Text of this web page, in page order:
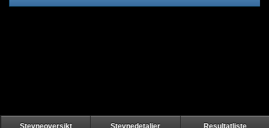
Stevneoversikt Stevnedetaljer Resultatliste